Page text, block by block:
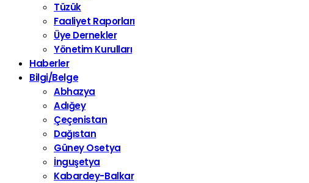
Tüzük
Faaliyet Raporları
Üye Dernekler
Yönetim Kurulları
Haberler
Bilgi/Belge
Abhazya
Adığey
Çeçenistan
Dağıstan
Güney Osetya
İnguşetya
Kabardey-Balkar